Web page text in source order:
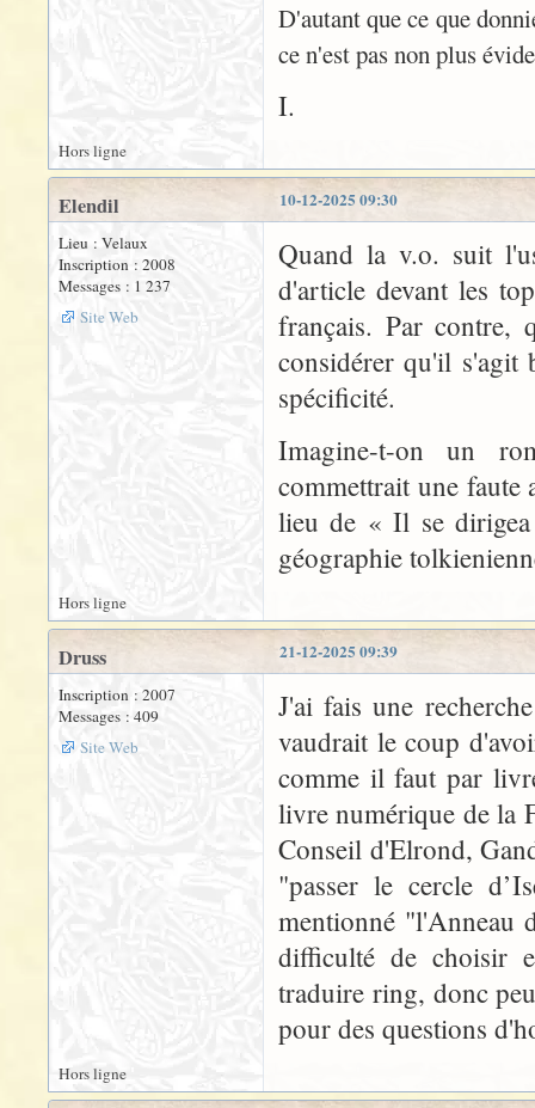
D'autant que ce que
ce n'est pas non plus
I.
Hors ligne
10-12-2025 09:30
Elendil
Lieu : Velaux
Inscription : 2008
Messages : 1 237
Site Web
Quand la v.o. suit
d'article devant les
français. Par contre,
considérer qu'il
spécificité.
Imagine-t-on un
commettrait une faute
lieu de « Il se
géographie
Hors ligne
21-12-2025 09:39
Druss
Inscription : 2007
Messages : 409
Site Web
J'ai fais une
vaudrait le coup
comme il faut par
livre numérique de la
Conseil d'Elrond,
"passer le cercle
mentionné "l'Anneau
difficulté de choisir
traduire ring, donc
pour des questions
Hors ligne